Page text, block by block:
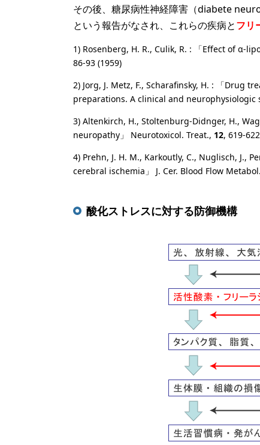
その後、糖尿病性神経障害（diabete
という報告がなされ、これらの疾病とフリ
1) Rosenberg, H. R., Culik, R. : 「Effect of α-
86-93 (1959)
2) Jorg, J. Metz, F., Scharafinsky, H. : 「
preparations. A clinical and neurophysiologic
3) Altenkirch, H., Stoltenburg-Didnger, H.,
neuropathy」 Neurotoxicol. Treat., 12, 619-
4) Prehn, J. H. M., Karkoutly, C., Nuglisch, J.,
cerebral ischemia」 J. Cer. Blood Flow
酸化ストレスに対する防御機構